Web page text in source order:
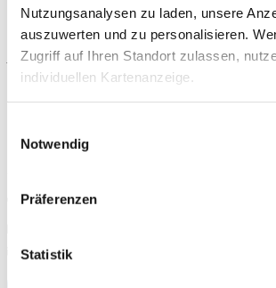
Nutzungsanalysen zu laden, unsere
auszuwerten und zu personalisieren.
Zugriff auf Ihren Standort zulassen,
individuellen Kartenanzeige.
unsere Partner Daten wie Ihre IP-
verarbeiten diese zusammen mit Daten
Websites. Die Partner erkennen
zum Website-Besuch verschiedene
kann die Datenübertragung in Drittländer
nicht ausgeschlossen werden. Dort ist
Notwendig
Präferenzen
Statistik
Kontaktiere uns!
E-Mail schreiben
Standort
Freiwilligendienste Asperg
Telefonnummer
07141 2654-51
E-Mail an Freiwilligendienste Asperg
E-Mail schreiben